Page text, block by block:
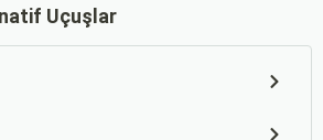
Uçuşlar